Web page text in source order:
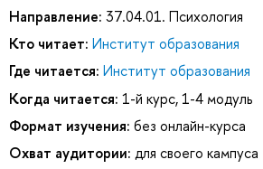
Направление: 37.04.01. Психология
Кто читает: Институт образования
Где читается: Институт образования
Когда читается: 1-й курс, 1-4 модуль
Формат изучения: без онлайн-курса
Охват аудитории: для своего кампуса